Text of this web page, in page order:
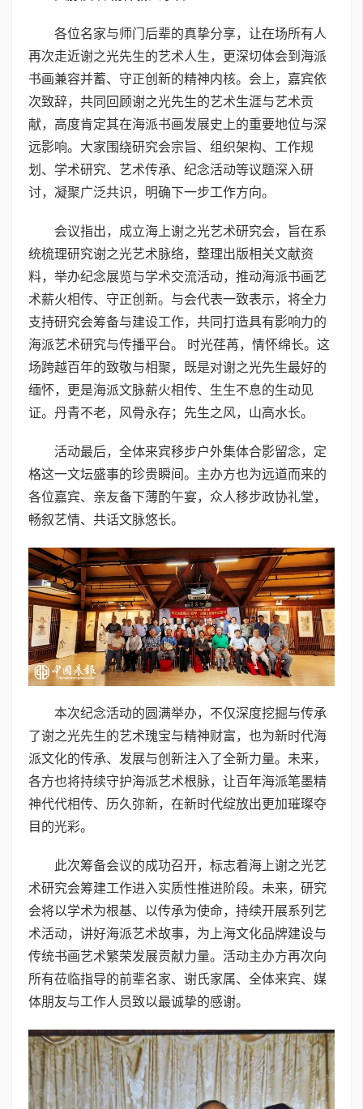
各位名家与师门后辈的真挚分享，让在场所有人
再次走近谢之光先生的艺术人生，更深切体会到海派
书画兼容并蓄、守正创新的精神内核。会上，嘉宾依
次致辞，共同回顾谢之光先生的艺术生涯与艺术贡
献，高度肯定其在海派书画发展史上的重要地位与深
远影响。大家围绕研究会宗旨、组织架构、工作规
划、学术研究、艺术传承、纪念活动等议题深入研
讨，凝聚广泛共识，明确下一步工作方向。
会议指出，成立海上谢之光艺术研究会，旨在系
统梳理研究谢之光艺术脉络，整理出版相关文献资
料，举办纪念展览与学术交流活动，推动海派书画艺
术薪火相传、守正创新。与会代表一致表示，将全力
支持研究会筹备与建设工作，共同打造具有影响力的
海派艺术研究与传播平台。 时光荏苒，情怀绵长。这
场跨越百年的致敬与相聚，既是对谢之光先生最好的
缅怀，更是海派文脉薪火相传、生生不息的生动见
证。丹青不老，风骨永存；先生之风，山高水长。
活动最后，全体来宾移步户外集体合影留念，定
格这一文坛盛事的珍贵瞬间。主办方也为远道而来的
各位嘉宾、亲友备下薄酌午宴，众人移步政协礼堂，
畅叙艺情、共话文脉悠长。
本次纪念活动的圆满举办，不仅深度挖掘与传承
了谢之光先生的艺术瑰宝与精神财富，也为新时代海
派文化的传承、发展与创新注入了全新力量。未来，
各方也将持续守护海派艺术根脉，让百年海派笔墨精
神代代相传、历久弥新，在新时代绽放出更加璀璨夺
目的光彩。
此次筹备会议的成功召开，标志着海上谢之光艺
术研究会筹建工作进入实质性推进阶段。未来，研究
会将以学术为根基、以传承为使命，持续开展系列艺
术活动，讲好海派艺术故事，为上海文化品牌建设与
传统书画艺术繁荣发展贡献力量。活动主办方再次向
所有莅临指导的前辈名家、谢氏家属、全体来宾、媒
体朋友与工作人员致以最诚挚的感谢。